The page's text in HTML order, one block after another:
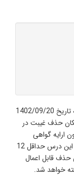
بر اساس مصوبه جلسه شورای آموزشی دانشگاه به تاریخ 1402/09/20
حذف غیبت در
ارایه گواهی
پزشکی را خواهند داشت مشروط به اینکه با حذف این درس حداقل 12
حذف قابل اعمال
خواهد شد.